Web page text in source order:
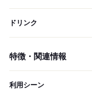
ドリンク
特徴・関連情報
利用シーン